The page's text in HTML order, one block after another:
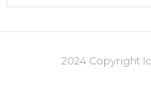
2024 Copyright